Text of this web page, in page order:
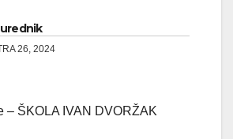
urednik
26, 2024
– ŠKOLA IVAN DVORŽAK